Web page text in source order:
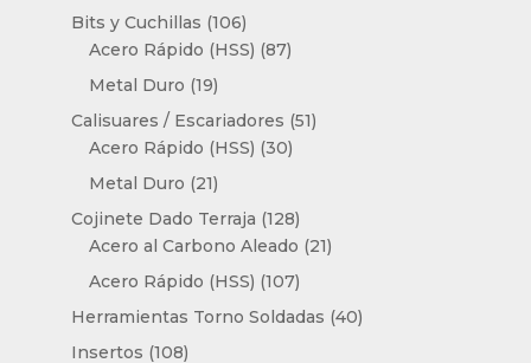
productos
Bits y Cuchillas 106106
productos
Acero Rápido (HSS) 8787
Metal Duro 1919
productos
Calisuares / Escariadores 5151
Acero Rápido (HSS) 3030
Metal Duro 2121
productos
Cojinete Dado Terraja 128128
productos
Acero al Carbono Aleado 2121
Acero Rápido (HSS) 107107
productos
Herramientas Torno Soldadas 4040
Insertos 108108